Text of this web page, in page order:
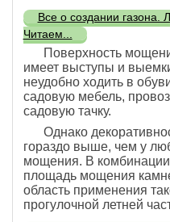
Все о создании газона.
Читаем...
Поверхность
имеет выступы и
неудобно ходить в
садовую мебель,
садовую тачку.
Однако
гораздо выше, чем у
мощения. В комбинации
площадь мощения
область применения
прогулочной летней